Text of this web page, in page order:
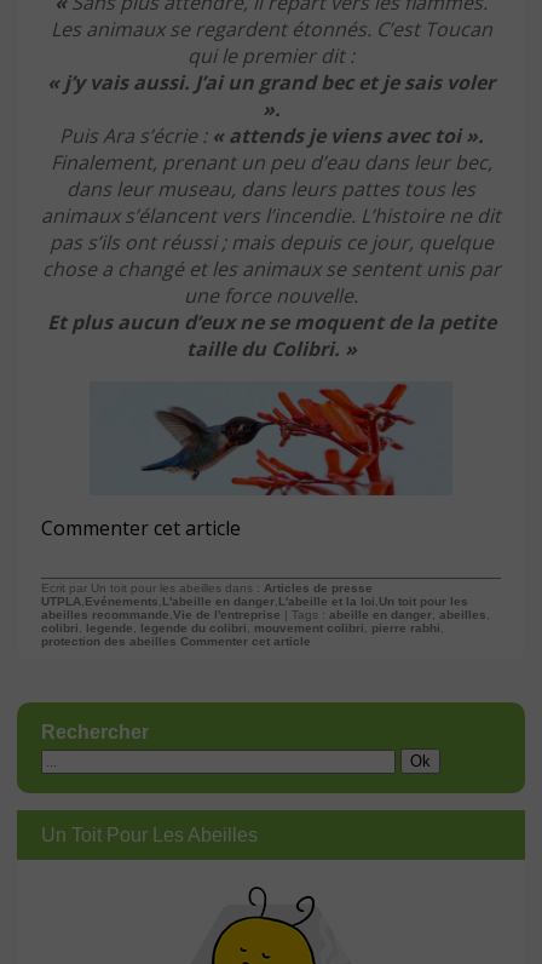
Les animaux se regardent étonnés. C’est Toucan
qui le premier dit :
« j’y vais aussi. J’ai un grand bec et je sais voler
».
Puis Ara s’écrie : « attends je viens avec toi ».
Finalement, prenant un peu d’eau dans leur bec,
dans leur museau, dans leurs pattes tous les
animaux s’élancent vers l’incendie. L’histoire ne dit
pas s’ils ont réussi ; mais depuis ce jour, quelque
chose a changé et les animaux se sentent unis par
une force nouvelle.
Et plus aucun d’eux ne se moquent de la petite
taille du Colibri. »
Commenter cet article
Ecrit par Un toit pour les abeilles dans : Articles de presse
UTPLA Evénements L'abeille en danger L'abeille et la loi Un toit pour les
abeilles recommande Vie de l'entreprise | Tags : abeille en danger abeilles
colibri
legende legende du colibri mouvement colibri pierre rabhi
protection des abeilles Commenter cet article
Rechercher
Un Toit Pour Les Abeilles